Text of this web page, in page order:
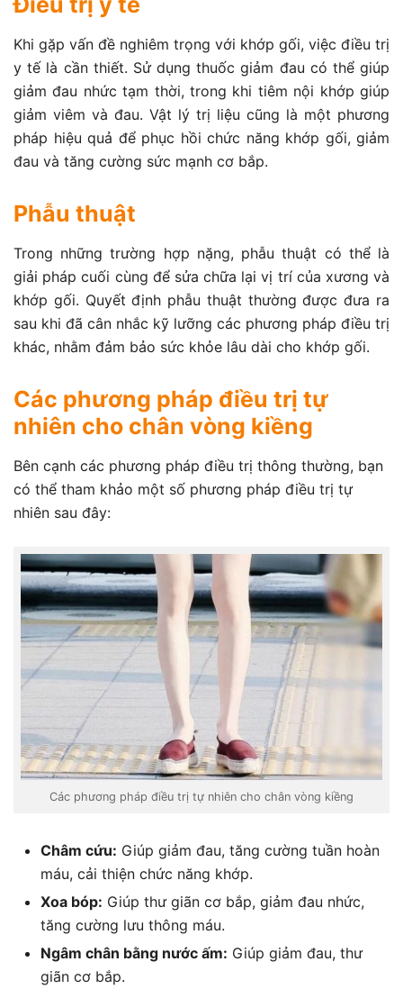
Khi gặp vấn đề nghiêm trọng với khớp gối, việc điều trị
y tế là cần thiết. Sử dụng thuốc giảm đau có thể giúp
giảm đau nhức tạm thời, trong khi tiêm nội khớp giúp
giảm viêm và đau. Vật lý trị liệu cũng là một phương
pháp hiệu quả để phục hồi chức năng khớp gối, giảm
đau và tăng cường sức mạnh cơ bắp.
Phẫu thuật
Trong những trường hợp nặng, phẫu thuật có thể là
giải pháp cuối cùng để sửa chữa lại vị trí của xương và
khớp gối. Quyết định phẫu thuật thường được đưa ra
sau khi đã cân nhắc kỹ lưỡng các phương pháp điều trị
khác, nhằm đảm bảo sức khỏe lâu dài cho khớp gối.
Các phương pháp điều trị tự
nhiên cho chân vòng kiềng
Bên cạnh các phương pháp điều trị thông thường, bạn
có thể tham khảo một số phương pháp điều trị tự
nhiên sau đây:
Các phương pháp điều trị tự nhiên cho chân vòng kiềng
Châm cứu: Giúp giảm đau, tăng cường tuần hoàn
máu, cải thiện chức năng khớp.
Xoa bóp: Giúp thư giãn cơ bắp, giảm đau nhức,
tăng cường lưu thông máu.
Ngâm chân bằng nước ấm: Giúp giảm đau, thư
giãn cơ bắp.